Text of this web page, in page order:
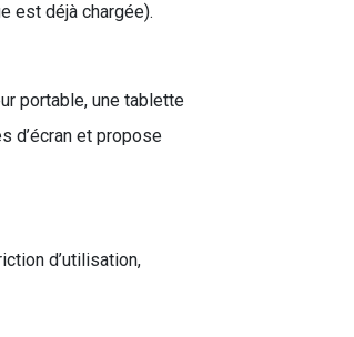
est déjà chargée).
portable, une tablette
d’écran et propose
d’utilisation,